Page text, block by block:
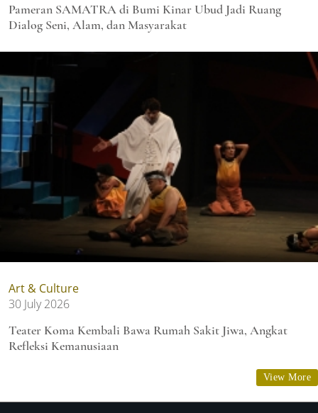
Pameran SAMATRA di Bumi Kinar Ubud Jadi Ruang
Dialog Seni, Alam, dan Masyarakat
Art & Culture
30 July 2026
Teater Koma Kembali Bawa Rumah Sakit Jiwa, Angkat
Refleksi Kemanusiaan
View More